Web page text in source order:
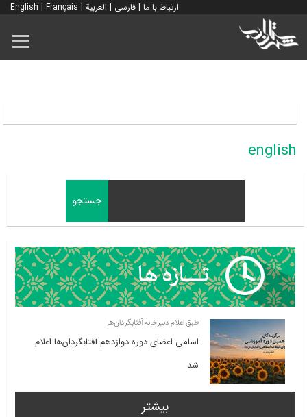
ارتباط با ما | فارسی | العربية |
English | Français
english
طبق اعلام دبیرخانه آفتابگردان‌ها
اسامی اعضای دوره دوازدهم آفتابگردان‌ها اعلام
شد
بیشتر